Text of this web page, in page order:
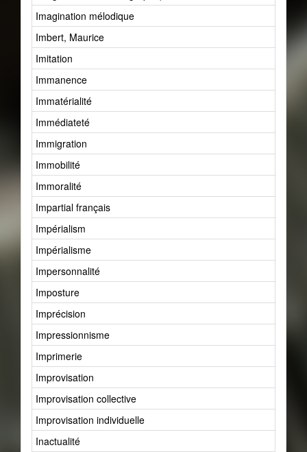
Imagination mélodique
Imbert, Maurice
Imitation
Immanence
Immatérialité
Immédiateté
Immigration
Immobilité
Immoralité
Impartial français
Impérialism
Impérialisme
Impersonnalité
Imposture
Imprécision
Impressionnisme
Imprimerie
Improvisation
Improvisation collective
Improvisation individuelle
Inactualité